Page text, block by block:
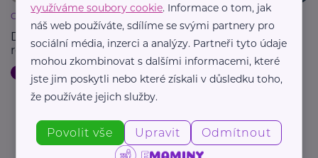
Olomoucký kraj
Děti se přestěhují z dětských domovů do bytů a
rodinných domků
Náhradní rodič, pěstoun, hostitel
Další články
využíváme soubory cookie. Informace o tom, jak
náš web používáte, sdílíme se svými partnery pro
sociální média, inzerci a analýzy. Partneři tyto údaje
mohou zkombinovat s dalšími informacemi, které
jste jim poskytli nebo které získali v důsledku toho,
že používáte jejich služby.
Povolit vše Upravit Odmítnout